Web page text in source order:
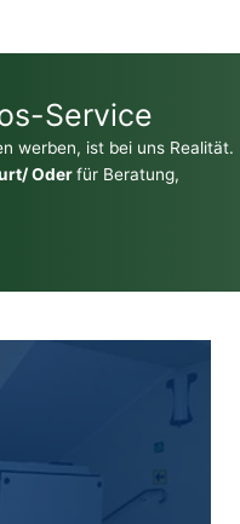
Service
werben, ist bei uns Realität.
Oderfür Beratung,